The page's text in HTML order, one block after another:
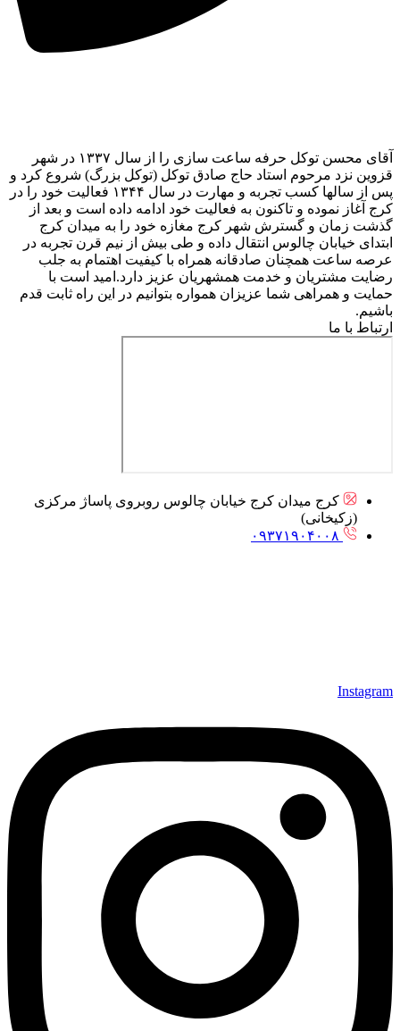
آقای محسن توکل حرفه ساعت سازی را از سال ۱۳۳۷ در شهر
قزوین نزد مرحوم استاد حاج صادق توکل (توکل بزرگ) شروع کرد و
پس از سالها کسب تجربه و مهارت در سال ۱۳۴۴ فعالیت خود را در
کرج آغاز نموده و تاکنون به فعالیت خود ادامه داده است و بعد از
گذشت زمان و گسترش شهر کرج مغازه خود را به میدان کرج
ابتدای خیابان چالوس انتقال داده و طی بیش از نیم قرن تجربه در
عرصه ساعت همچنان صادقانه همراه با کیفیت اهتمام به جلب
رضایت مشتریان و خدمت همشهریان عزیز دارد.امید است با
حمایت و همراهی شما عزیزان همواره بتوانیم در این راه ثابت قدم
باشیم.
ارتباط با ما
کرج میدان کرج خیابان چالوس روبروی پاساژ مرکزی
(زکیخانی)
۰۹۳۷۱۹۰۴۰۰۸
Instagram